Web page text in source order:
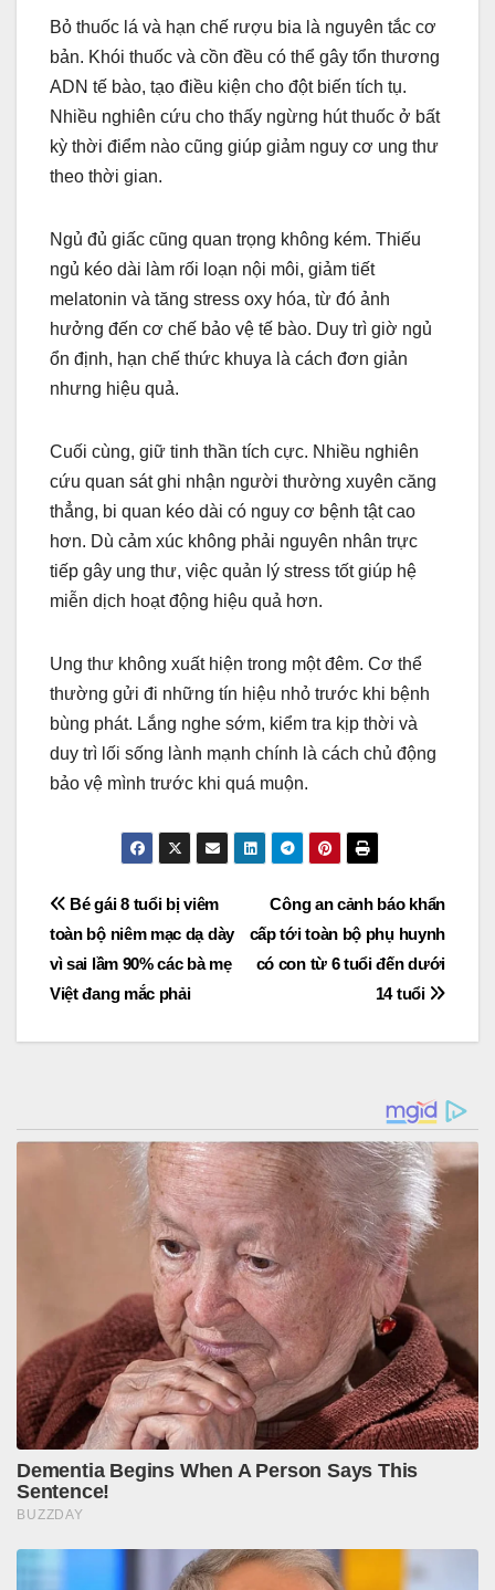
Bỏ thuốc lá và hạn chế rượu bia là nguyên tắc cơ
bản. Khói thuốc và cồn đều có thể gây tổn thương
ADN tế bào, tạo điều kiện cho đột biến tích tụ.
Nhiều nghiên cứu cho thấy ngừng hút thuốc ở bất
kỳ thời điểm nào cũng giúp giảm nguy cơ ung thư
theo thời gian.
Ngủ đủ giấc cũng quan trọng không kém. Thiếu
ngủ kéo dài làm rối loạn nội môi, giảm tiết
melatonin và tăng stress oxy hóa, từ đó ảnh
hưởng đến cơ chế bảo vệ tế bào. Duy trì giờ ngủ
ổn định, hạn chế thức khuya là cách đơn giản
nhưng hiệu quả.
Cuối cùng, giữ tinh thần tích cực. Nhiều nghiên
cứu quan sát ghi nhận người thường xuyên căng
thẳng, bi quan kéo dài có nguy cơ bệnh tật cao
hơn. Dù cảm xúc không phải nguyên nhân trực
tiếp gây ung thư, việc quản lý stress tốt giúp hệ
miễn dịch hoạt động hiệu quả hơn.
Ung thư không xuất hiện trong một đêm. Cơ thể
thường gửi đi những tín hiệu nhỏ trước khi bệnh
bùng phát. Lắng nghe sớm, kiểm tra kịp thời và
duy trì lối sống lành mạnh chính là cách chủ động
bảo vệ mình trước khi quá muộn.
Post
navigation
Công an cảnh báo khẩn
cấp tới toàn bộ phụ huynh
có con từ 6 tuổi đến dưới
14 tuổi
Bé gái 8 tuổi bị viêm
toàn bộ niêm mạc dạ dày
vì sai lầm 90% các bà mẹ
Việt đang mắc phải